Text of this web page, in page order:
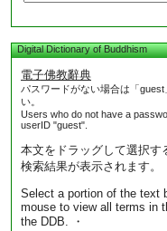
Digital Dictionary of Buddhism
電子佛教辭典
パスワードがない場合は「
い。
Users who do not have a
userID "guest".
本文をドラッグして選択す
検索結果が表示されます。
Select a portion of the text
mouse to view all terms in
the DDB. ・